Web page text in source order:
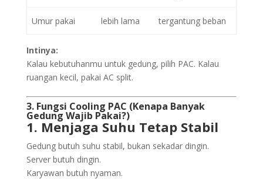
Umur pakai lebih lama tergantung beban
Intinya:
Kalau kebutuhanmu untuk gedung, pilih PAC. Kalau
ruangan kecil, pakai AC split.
3. Fungsi Cooling PAC (Kenapa Banyak
Gedung Wajib Pakai?)
1. Menjaga Suhu Tetap Stabil
Gedung butuh suhu stabil, bukan sekadar dingin.
Server butuh dingin.
Karyawan butuh nyaman.